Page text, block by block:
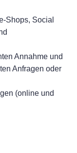
Shops, Social
Annahme und
Anfragen oder
(online und